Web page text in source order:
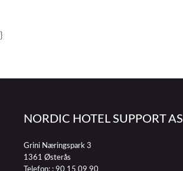
}
NORDIC HOTEL SUPPORT AS
Grini Næringspark 3
1361 Østerås